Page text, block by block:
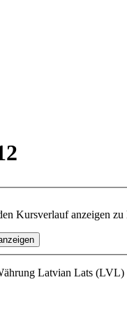
Kursverlauf anzeigen zu
Latvian Lats